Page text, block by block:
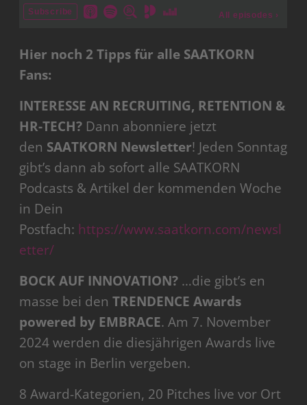
Hier noch 2 Tipps für alle SAATKORN
Fans:
INTERESSE AN RECRUITING, RETENTION &
HR-TECH? Dann abonniere jetzt
den SAATKORN Newsletter! Jeden Sonntag
gibt’s dann ab sofort alle SAATKORN
Podcasts & Artikel der kommenden Woche
in Dein
Postfach: https://www.saatkorn.com/newsl
etter/
BOCK AUF INNOVATION? …die gibt’s en
masse bei denTRENDENCE Awards
powered by EMBRACE. Am 7. November
2024 werden die diesjährigen Awards live
on stage in Berlin vergeben.
8 Award-Kategorien, 20 Pitches live vor Ort